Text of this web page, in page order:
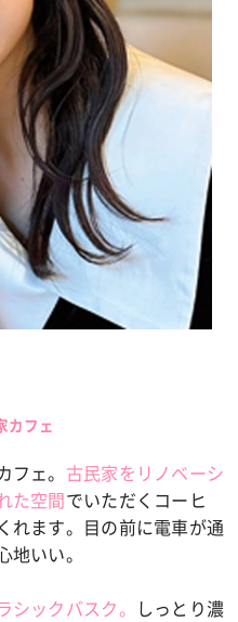
カフェ
ェ。 古民家をリノベーシ
た空間でいただくコーヒ
れます。目の前に電車が通
いい。
ックバスク。 しっとり濃